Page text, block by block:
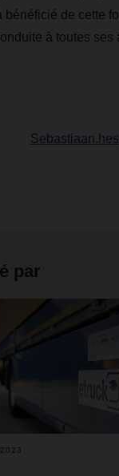
bénéficié de cette
à toutes
par